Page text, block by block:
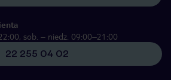
sob. – niedz. 09:00–21:00
22 255 04 02